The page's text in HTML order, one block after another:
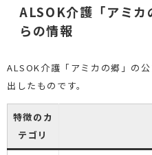
ALSOK介護「アミカ
らの情報
ALSOK介護「アミカの郷」の
出したものです。
特徴のカ
テゴリ